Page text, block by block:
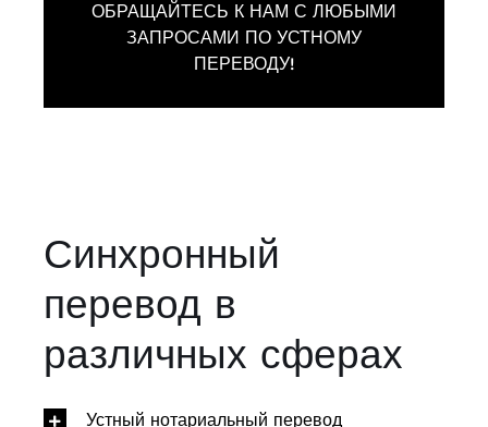
ОБРАЩАЙТЕСЬ К НАМ С ЛЮБЫМИ
ЗАПРОСАМИ ПО УСТНОМУ
ПЕРЕВОДУ!
Синхронный
перевод в
различных сферах
Устный нотариальный перевод